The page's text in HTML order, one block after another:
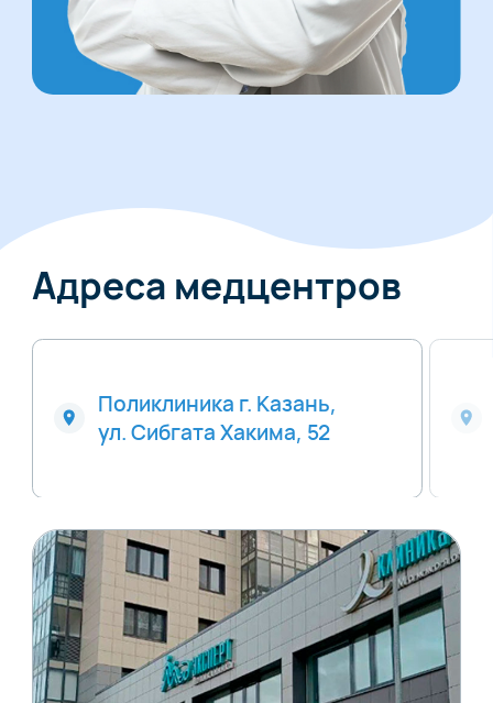
Адреса медцентров
Поликлиника г. Казань,
ул. Сибгата Хакима, 52